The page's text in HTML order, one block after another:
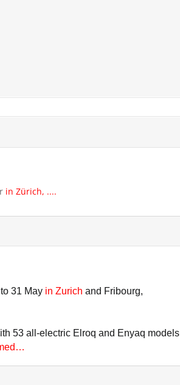
in Zürich, ....
31 May in Zurich and Fribourg,
53 all-electric Elroq and Enyaq models